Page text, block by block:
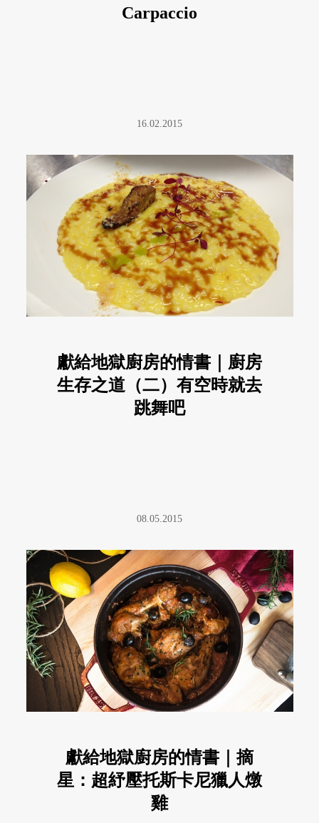
Carpaccio
16.02.2015
獻給地獄廚房的情書｜廚房
生存之道（二）有空時就去
跳舞吧
08.05.2015
獻給地獄廚房的情書｜摘
星：超紓壓托斯卡尼獵人燉
雞